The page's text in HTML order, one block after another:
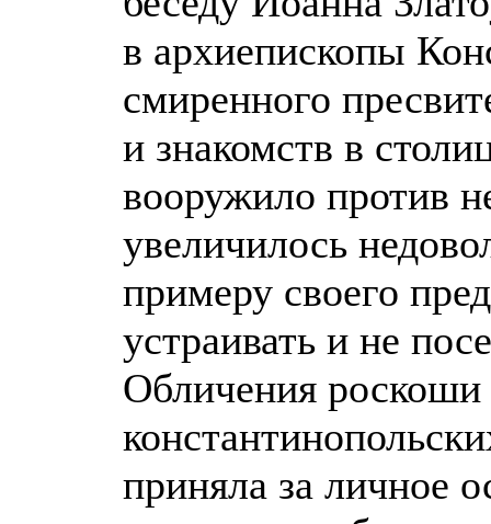
в архиепископы
смиренного
и знакомств в
вооружило против
увеличилось
примеру своего
устраивать и не
Обличения роскоши
приняла за личное